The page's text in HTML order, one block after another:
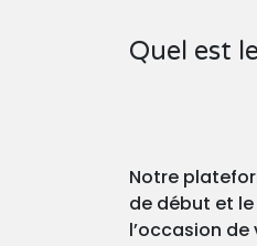
Quel est
Notre
de début et
l’occasion